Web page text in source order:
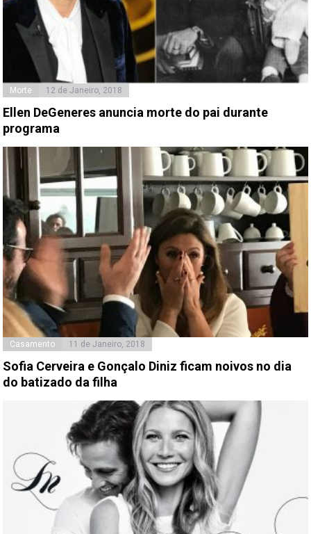
Morte 12 de Janeiro, 2018
Ellen DeGeneres anuncia morte do pai durante
programa
Casamento 11 de Janeiro, 2018
Sofia Cerveira e Gonçalo Diniz ficam noivos no dia
do batizado da filha